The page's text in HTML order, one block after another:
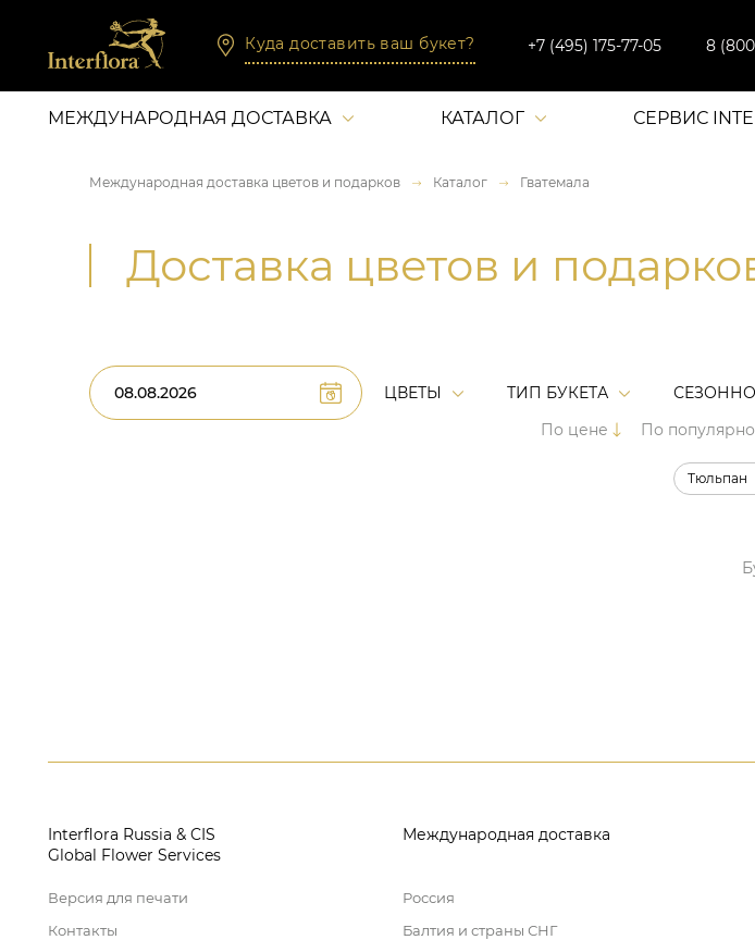
Куда доставить ваш букет? +7 (495) 175-77-05 8
МЕЖДУНАРОДНАЯ ДОСТАВКА КАТАЛОГ СЕРВИС
Международная доставка цветов и подарков Каталог Гватемала
Доставка цветов и
ЦВЕТЫ ТИП БУКЕТА
По цене
По
Тюльпан
Interflora Russia & CIS
Global Flower Services
Версия для печати
Контакты
Международная доставка
Россия
Балтия и страны СНГ